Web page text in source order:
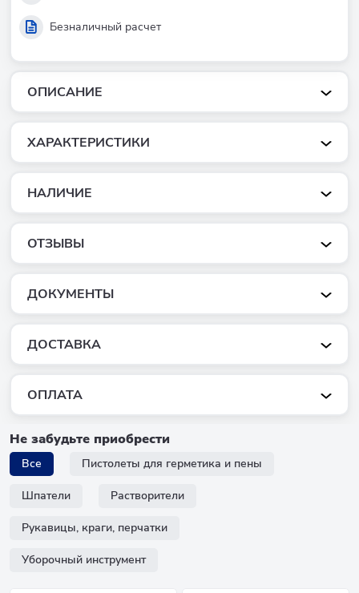
ОПИСАНИЕ
ХАРАКТЕРИСТИКИ
НАЛИЧИЕ
ОТЗЫВЫ
ДОКУМЕНТЫ
ДОСТАВКА
ОПЛАТА
Безналичный расчет
Не забудьте приобрести
Все Пистолеты для герметика и пены
Шпатели Растворители
Рукавицы, краги, перчатки
Уборочный инструмент